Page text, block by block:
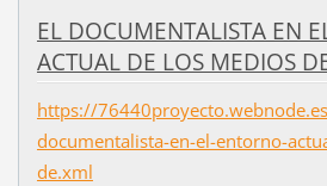
EL DOCUMENTALISTA EN
ACTUAL DE LOS MEDIOS
https://
documentalista-en-el-entorno-
de.xml